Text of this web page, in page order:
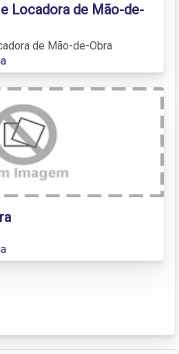
Locadora de Mão-de-
de Mão-de-Obra